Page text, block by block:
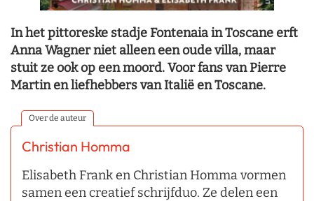
In het pittoreske stadje Fontenaia in Toscane erft
Anna Wagner niet alleen een oude villa, maar
stuit ze ook op een moord. Voor fans van Pierre
Martin en liefhebbers van Italië en Toscane.
Over de auteur
Christian Homma
Elisabeth Frank en Christian Homma vormen
samen een creatief schrijfduo. Ze delen een